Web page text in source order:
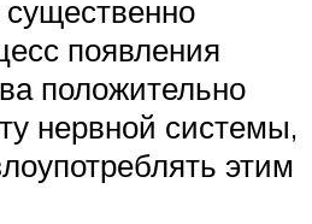
существенно
появления
положительно
нервной системы,
этим